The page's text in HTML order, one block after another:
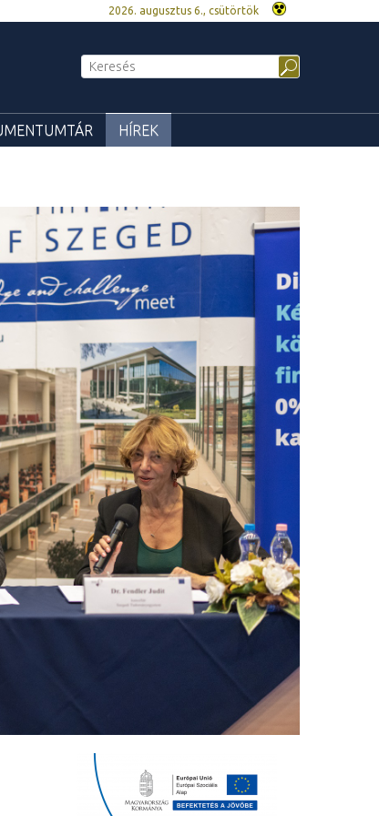
2026. augusztus 6., csütörtök
HÍREK